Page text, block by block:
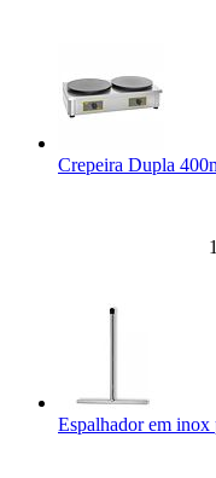
Crepeira Dupla
Espalhador em inox